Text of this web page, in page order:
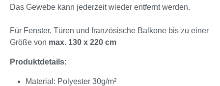
Das Gewebe kann jederzeit wieder entfernt werden.
Für Fenster, Türen und französische Balkone bis zu einer
Größe von max. 130 x 220 cm
Produktdetails:
Material: Polyester 30g/m²